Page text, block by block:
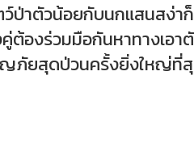
าตัวน้อยกับนกแสนสง่า
ต้องร่วมมือกันหาทางเอา
ภัยสุดป่วนครั้งยิ่งใหญ่ที่